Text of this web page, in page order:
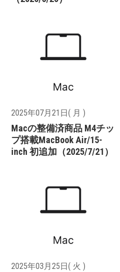
2025年07月21日( 月 )
Macの整備済商品 M4チッ
プ搭載MacBook Air/15-
inch 初追加（2025/7/21）
2025年03月25日( 火 )